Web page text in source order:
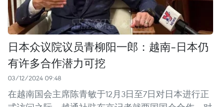
日本众议院议员青柳阳一郎：越南-日本仍
有许多合作潜力可挖
03/12/2024 09:48
在越南国会主席陈青敏于12月3日至7日对日本进行正